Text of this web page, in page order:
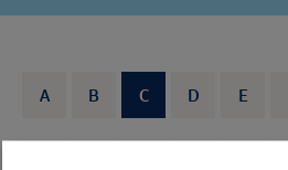
A B C D E